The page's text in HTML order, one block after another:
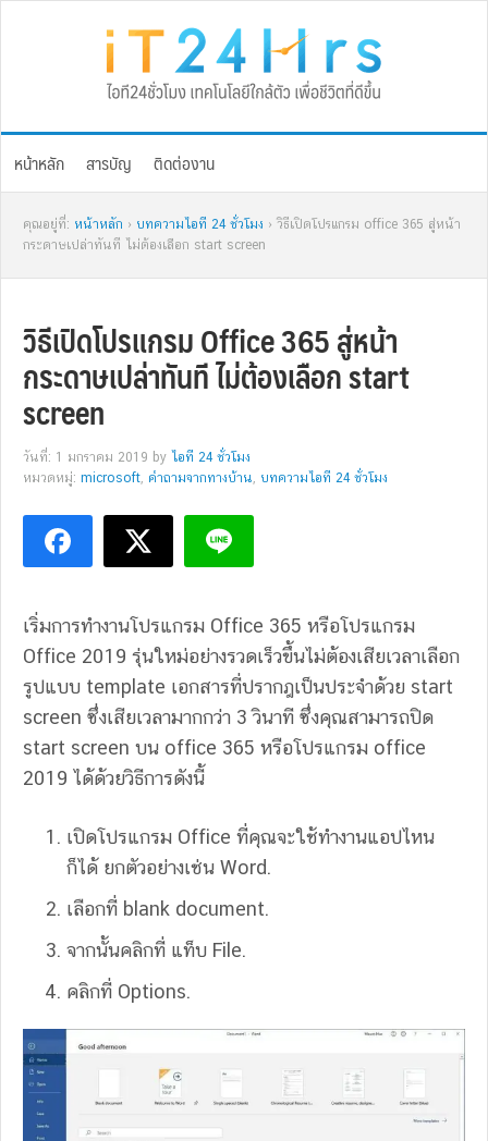
หน้าหลัก สารบัญ ติดต่องาน
คุณอยู่ที่: หน้าหลัก › บทความไอที 24 ชั่วโมง › วิธีเปิดโปรแกรม office 365 สู่หน้า
กระดาษเปล่าทันที ไม่ต้องเลือก start screen
วิธีเปิดโปรแกรม Office 365 สู่หน้า
กระดาษเปล่าทันที ไม่ต้องเลือก start
screen
วันที่: 1 มกราคม 2019 by ไอที 24 ชั่วโมง
หมวดหมู่: microsoft, คำถามจากทางบ้าน, บทความไอที 24 ชั่วโมง
เริ่มการทำงานโปรแกรม Office 365 หรือโปรแกรม
Office 2019 รุ่นใหม่อย่างรวดเร็วขึ้นไม่ต้องเสียเวลาเลือก
รูปแบบ template เอกสารที่ปรากฎเป็นประจำด้วย start
screen ซึ่งเสียเวลามากกว่า 3 วินาที ซึ่งคุณสามารถปิด
start screen บน office 365 หรือโปรแกรม office
2019 ได้ด้วยวิธีการดังนี้
เปิดโปรแกรม Office ที่คุณจะใช้ทำงานแอปไหน
ก็ได้ ยกตัวอย่างเช่น Word.
เลือกที่ blank document.
จากนั้นคลิกที่ แท็บ File.
คลิกที่ Options.